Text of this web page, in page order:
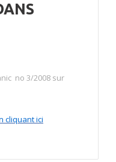
no 3/2008 sur
cliquant ici